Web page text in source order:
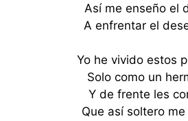
Así me enseño el
A enfrentar el
Yo he vivido estos
Solo como un
Y de frente les
Que así soltero